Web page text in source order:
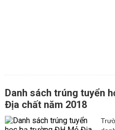
Danh sách trúng tuyển
Địa chất năm 2018